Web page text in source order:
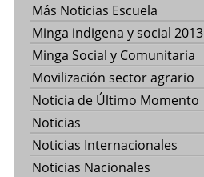
Más Noticias Escuela
Minga indigena y social 2013
Minga Social y Comunitaria
Movilización sector agrario
Noticia de Último Momento
Noticias
Noticias Internacionales
Noticias Nacionales